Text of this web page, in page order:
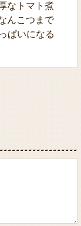
なトマト煮
んこつまで
ぱいになる